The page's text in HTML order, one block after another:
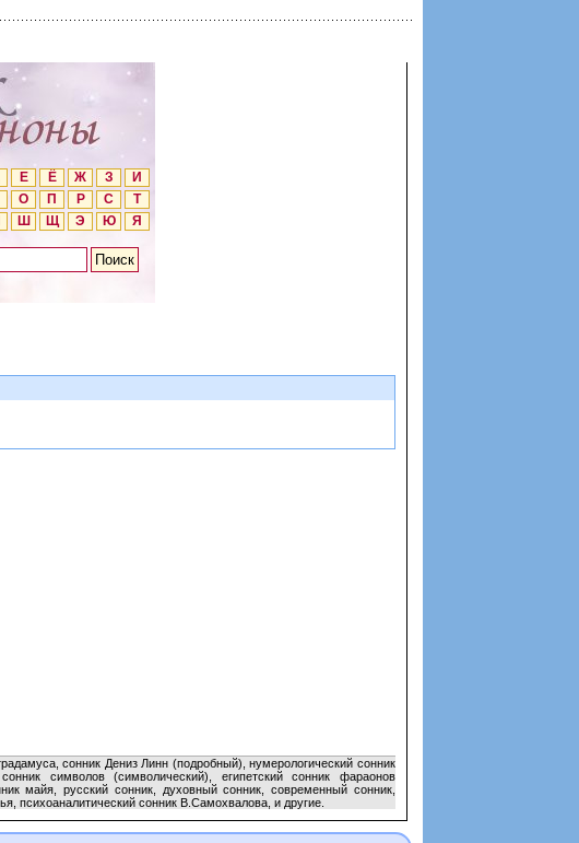
Е Ё Ж З
И
О П Р С
Т
Ш Щ Э Ю Я
сонник Дениз Линн (подробный), нумерологический сонник
символов (символический), египетский сонник фараонов
майя, русский сонник, духовный сонник, современный сонник,
психоаналитический сонник В.Самохвалова, и другие.